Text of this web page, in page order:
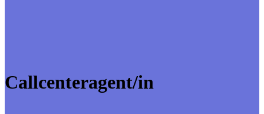
Callcenteragent/in